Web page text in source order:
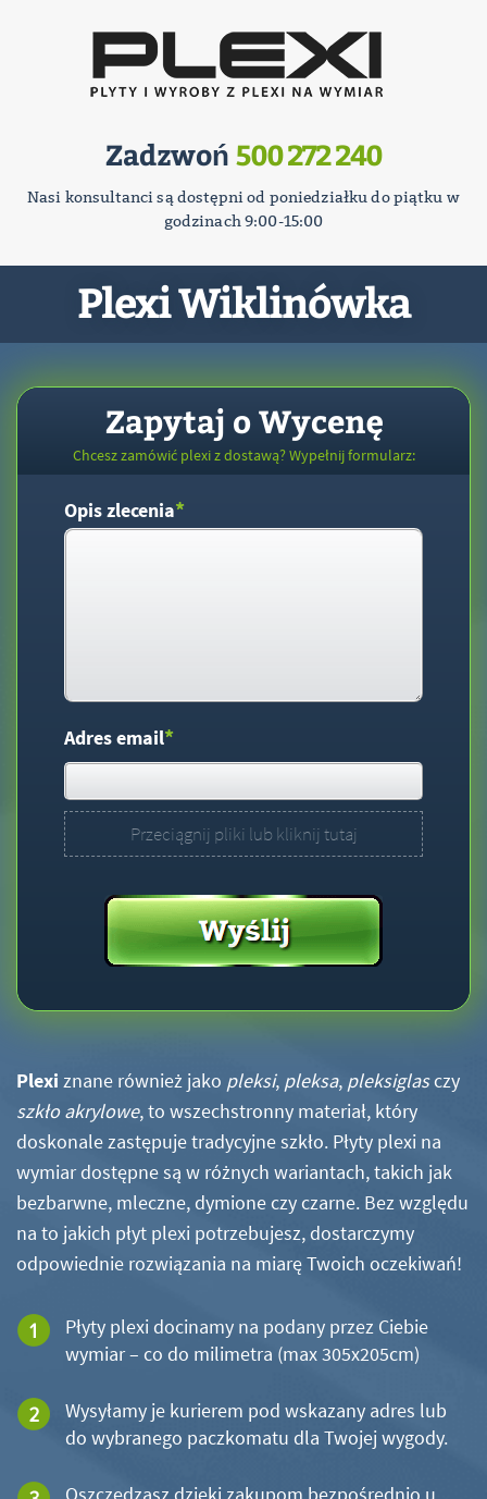
Zadzwoń 500 272 240
Nasi konsultanci są dostępni od poniedziałku do piątku w
godzinach 9:00-15:00
Plexi Wiklinówka
Zapytaj o Wycenę
Chcesz zamówić plexi z dostawą? Wypełnij formularz:
Opis zlecenia*
Adres email*
Przeciągnij pliki lub kliknij tutaj
Plexi znane również jako pleksi, pleksa, pleksiglasczy
szkło akrylowe, to wszechstronny materiał, który
doskonale zastępuje tradycyjne szkło. Płyty plexi na
wymiar dostępne są w różnych wariantach, takich jak
bezbarwne, mleczne, dymione czy czarne. Bez względu
na to jakich płyt plexi potrzebujesz, dostarczymy
odpowiednie rozwiązania na miarę Twoich oczekiwań!
Płyty plexi docinamy na podany przez Ciebie
wymiar – co do milimetra (max 305x205cm)
Wysyłamy je kurierem pod wskazany adres lub
do wybranego paczkomatu dla Twojej wygody.